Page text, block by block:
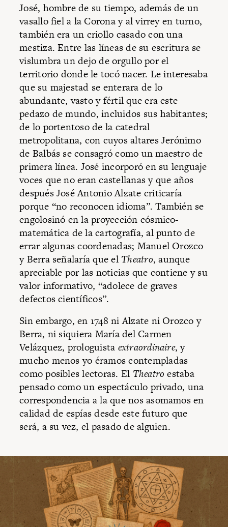
José, hombre de su tiempo, además de un
vasallo fiel a la Corona y al virrey en turno,
también era un criollo casado con una
mestiza. Entre las líneas de su escritura se
vislumbra un dejo de orgullo por el
territorio donde le tocó nacer. Le interesaba
que su majestad se enterara de lo
abundante, vasto y fértil que era este
pedazo de mundo, incluidos sus habitantes;
de lo portentoso de la catedral
metropolitana, con cuyos altares Jerónimo
de Balbás se consagró como un maestro de
primera línea. José incorporó en su lenguaje
voces que no eran castellanas y que años
después José Antonio Alzate criticaría
porque “no reconocen idioma”. También se
engolosinó en la proyección cósmico-
matemática de la cartografía, al punto de
errar algunas coordenadas; Manuel Orozco
y Berra señalaría que el Theatro, aunque
apreciable por las noticias que contiene y su
valor informativo, “adolece de graves
defectos científicos”.
Sin embargo, en 1748 ni Alzate ni Orozco y
Berra, ni siquiera María del Carmen
Velázquez, prologuista extraordinaire, y
mucho menos yo éramos contempladas
como posibles lectoras. El Theatro estaba
pensado como un espectáculo privado, una
correspondencia a la que nos asomamos en
calidad de espías desde este futuro que
será, a su vez, el pasado de alguien.